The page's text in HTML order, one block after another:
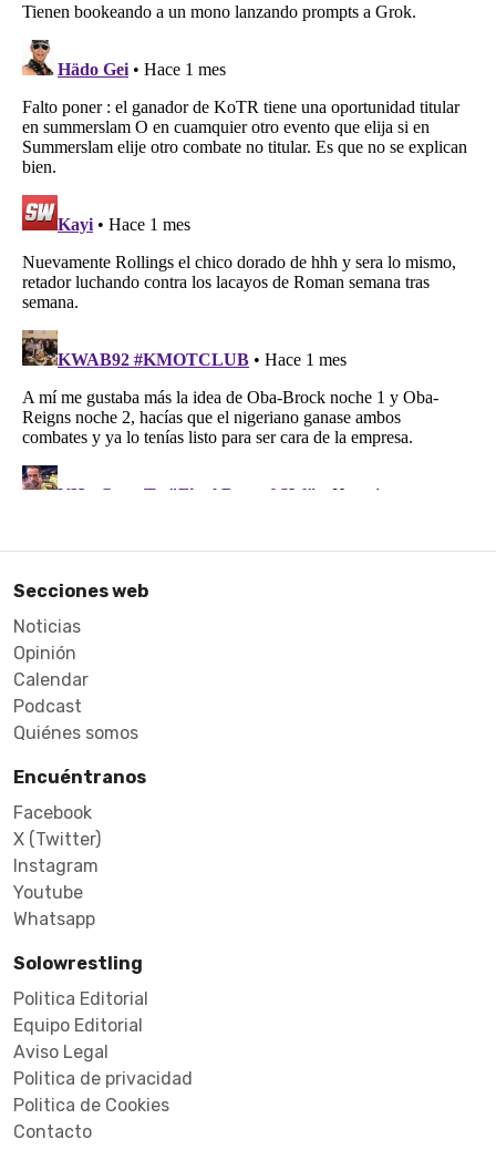
Secciones web
Noticias
Opinión
Calendar
Podcast
Quiénes somos
Encuéntranos
Facebook
X (Twitter)
Instagram
Youtube
Whatsapp
Solowrestling
Politica Editorial
Equipo Editorial
Aviso Legal
Politica de privacidad
Politica de Cookies
Contacto